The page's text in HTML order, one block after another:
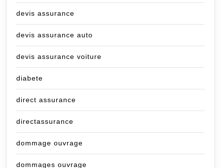
devis assurance
devis assurance auto
devis assurance voiture
diabete
direct assurance
directassurance
dommage ouvrage
dommages ouvrage